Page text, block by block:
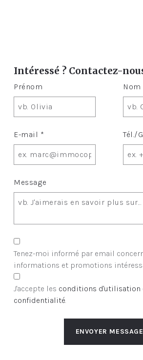
Intéressé ? Contactez-
Prénom Nom
E-mail * Tél./
Message
Tenez-moi informé par email
informations et promotions
J'accepte les conditions d'utilisation
confidentialité.
ENVOYER MESSAGE